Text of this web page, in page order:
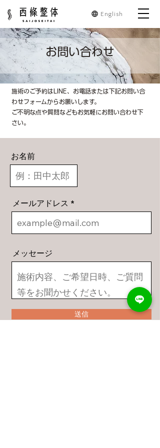
English
お問い合わせ
施術のご予約はLINE、お電話または下記お問い合
わせフォームからお願いします。
ご不明な点や質問などもお気軽にお問い合わせ下
さい。
お名前
メールアドレス
メッセージ
送信